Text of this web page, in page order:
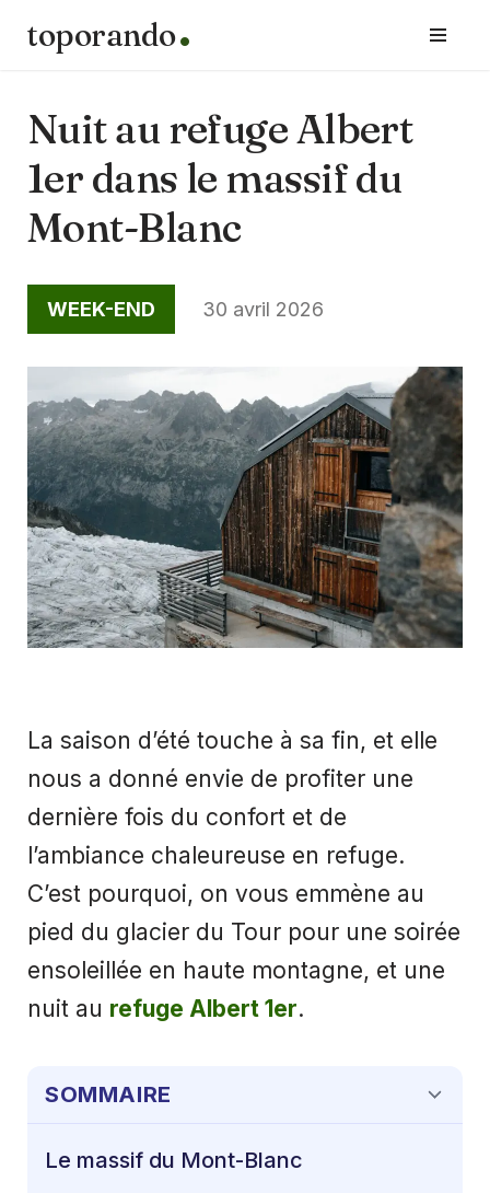
contenu
toporando
Nuit au refuge Albert
1er dans le massif du
Mont-Blanc
WEEK-END 30 avril 2026
La saison d’été touche à sa fin, et elle
nous a donné envie de profiter une
dernière fois du confort et de
l’ambiance chaleureuse en refuge.
C’est pourquoi, on vous emmène au
pied du glacier du Tour pour une soirée
ensoleillée en haute montagne, et une
nuit au refuge Albert 1er.
SOMMAIRE
Le massif du Mont-Blanc